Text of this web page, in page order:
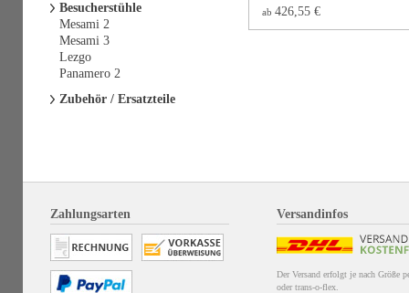
ab 426,55 €
Besucherstühle
Mesami 2
Mesami 3
Lezgo
Panamero 2
Zubehör / Ersatzteile
Zahlungsarten Versandinfos
Der Versand erfolgt je nach Größe
oder trans-o-flex.